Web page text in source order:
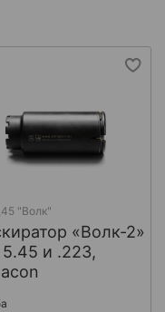
"Волк"
«Волк-2»
5.45 и .223,